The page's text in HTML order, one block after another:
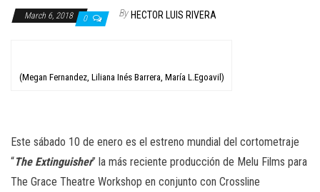
March 6, 2018 0 By HECTOR LUIS RIVERA
(Megan Fernandez, Liliana Inés Barrera, María L.Egoavil)
Este sábado 10 de enero es el estreno mundial del cortometraje
“The Extinguisher” la más reciente producción de Melu Films para
The Grace Theatre Workshop en conjunto con Crossline